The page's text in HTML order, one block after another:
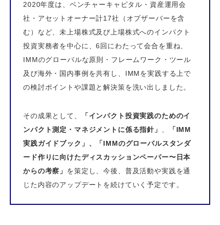
2020年度は、ベンチャーキャピタル・資産運用会
社・アセットオーナー計17社（オブザーバーを含
む）など、未上場株式及び上場株式へのインパクト
投資実務者を中心に、6回にわたって会合を重ね、
IMMのグローバルな原則・フレームワーク・ツール
及び海外・国内事例を共有し、IMMを実践する上で
の検討ポイントや課題と解決策を洗い出しました。
その成果として、
「インパクト投資実践のためのイ
ンパクト測定・マネジメントに係る指針」
「IMM
実践ガイドブック」、「IMMのグローバルスタンダ
ード作りに向けたディスカッションペーパー〜日本
からの考察」 を策定し、今後、普及活動や実践を通
じた内容のアップデートを続けていく予定です。